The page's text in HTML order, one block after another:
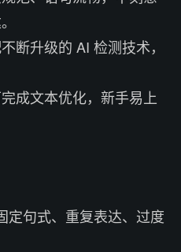
断升级的 AI 检测技术，
成文本优化，新手易上
定句式、重复表达、过度